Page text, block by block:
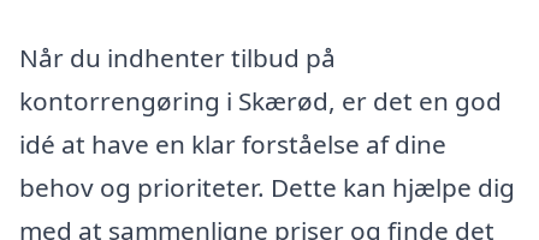
Når du indhenter tilbud på
kontorrengøring i Skærød, er det en god
idé at have en klar forståelse af dine
behov og prioriteter. Dette kan hjælpe dig
med at sammenligne priser og finde det